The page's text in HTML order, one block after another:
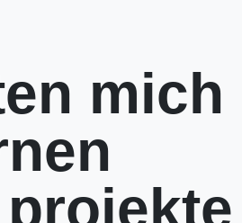
mich